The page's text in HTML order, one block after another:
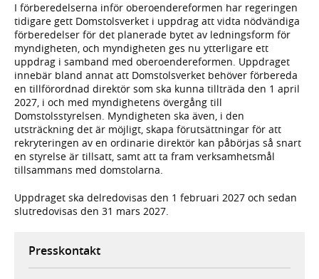
I förberedelserna inför oberoendereformen har regeringen
tidigare gett Domstolsverket i uppdrag att vidta nödvändiga
förberedelser för det planerade bytet av ledningsform för
myndigheten, och myndigheten ges nu ytterligare ett
uppdrag i samband med oberoendereformen. Uppdraget
innebär bland annat att Domstolsverket behöver förbereda
en tillförordnad direktör som ska kunna tillträda den 1 april
2027, i och med myndighetens övergång till
Domstolsstyrelsen. Myndigheten ska även, i den
utsträckning det är möjligt, skapa förutsättningar för att
rekryteringen av en ordinarie direktör kan påbörjas så snart
en styrelse är tillsatt, samt att ta fram verksamhetsmål
tillsammans med domstolarna.
Uppdraget ska delredovisas den 1 februari 2027 och sedan
slutredovisas den 31 mars 2027.
Presskontakt